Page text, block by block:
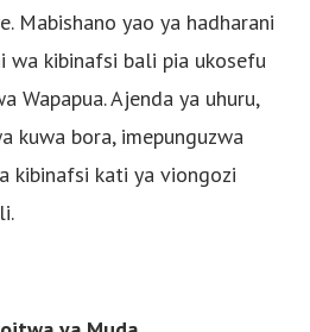
Mabishano yao ya hadharani
wa kibinafsi bali pia ukosefu
Wapapua. Ajenda ya uhuru,
kuwa bora, imepunguzwa
kibinafsi kati ya viongozi